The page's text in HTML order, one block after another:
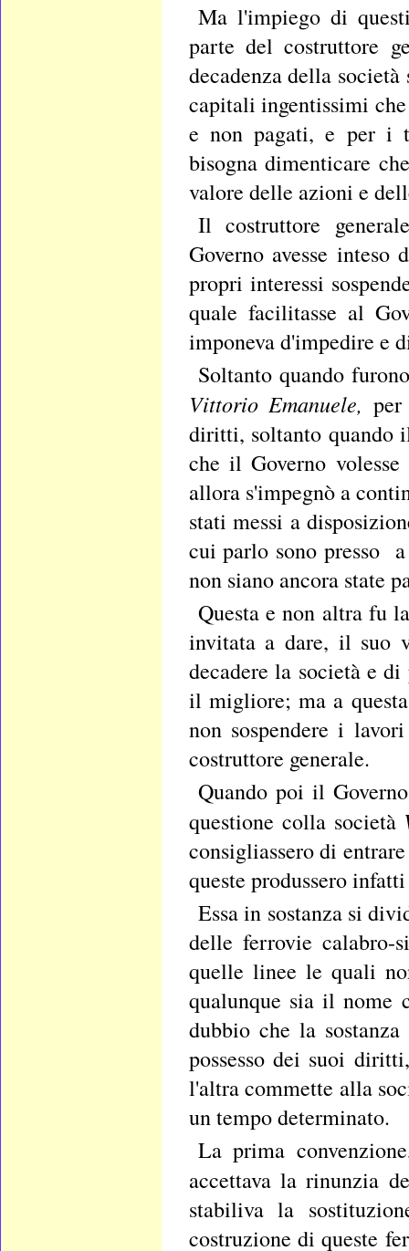
Ma l'impiego di
parte del costruttore
decadenza della
capitali ingentissimi
e non pagati, e per i
bisogna dimenticare
valore delle azioni e
Il costruttore
Governo avesse inteso
propri interessi
quale facilitasse al
imponeva d'impedire e
Soltanto quando
Vittorio Emanuele,
diritti, soltanto quando
che il Governo
allora s'impegnò a
stati messi a
cui parlo sono presso
non siano ancora state
Questa e non altra fu
invitata a dare, il suo
decadere la società e
il migliore; ma a
non sospendere i
costruttore generale.
Quando poi il
questione colla società
consigliassero di
queste produssero
Essa in sostanza si
delle ferrovie calabro-
quelle linee le quali
qualunque sia il nome
dubbio che la
possesso dei suoi
l'altra commette alla
un tempo determinato.
La prima
accettava la rinunzia
stabiliva la
costruzione di queste